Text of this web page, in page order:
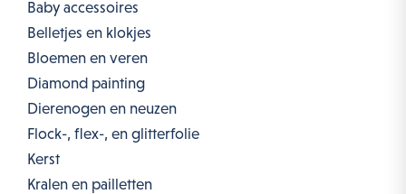
Baby accessoires
Belletjes en klokjes
Bloemen en veren
Diamond painting
Dierenogen en neuzen
Flock-, flex-, en glitterfolie
Kerst
Kralen en pailletten